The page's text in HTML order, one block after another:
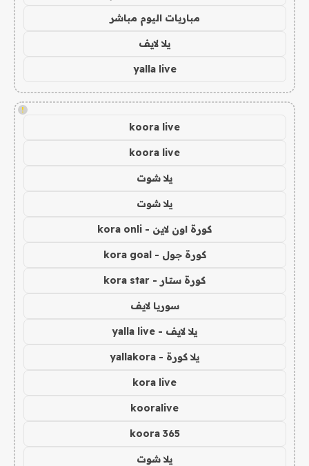
مباريات اليوم مباشر
يلا لايف
yalla live
!
koora live
koora live
يلا شوت
يلا شوت
كورة اون لاين - kora onli
كورة جول - kora goal
كورة ستار - kora star
سوريا لايف
يلا لايف - yalla live
يلا كورة - yallakora
kora live
kooralive
koora 365
يلا شوت